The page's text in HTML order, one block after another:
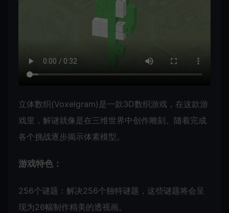
立体数织(Voxelgram)是一款3D数织游戏，在这款游
戏里，解谜就像是在三维世界中创作雕刻。随着完成
各个挑战逐步揭示体素模型。
游戏特色：
256个谜题：解决256个独特谜题，这些谜题将会呈
现为26幅制作精美的透视画。